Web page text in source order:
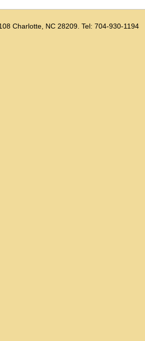
Charlotte, NC 28209. Tel: 704-930-1194